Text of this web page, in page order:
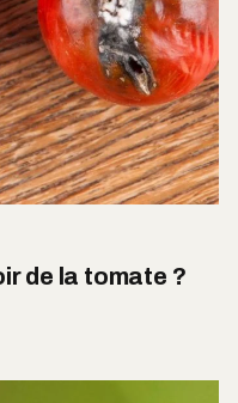
de la tomate ?